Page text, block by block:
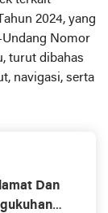
2024, yang
Undang Nomor
turut dibahas
navigasi, serta
Dan